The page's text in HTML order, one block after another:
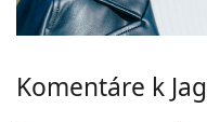
Šírka mostíka:
Nastaviteľné
Nie
Komentáre k